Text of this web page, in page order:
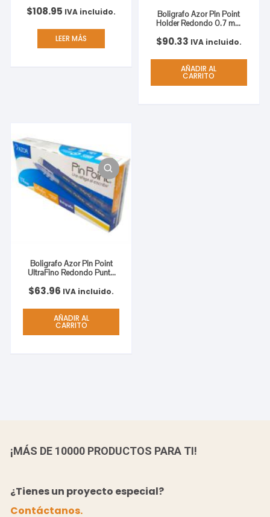
$108.95 IVA incluido.
LEER MÁS
Boligrafo Azor Pin Point
Holder Redondo 0.7 mm
$90.33 IVA incluido.
AÑADIR AL
CARRITO
Boligrafo Azor Pin Point
UltraFino Redondo Punta
Azul C/12
$63.96 IVA incluido.
AÑADIR AL
CARRITO
¡MÁS DE 10000 PRODUCTOS PARA TI!
¿Tienes un proyecto especial?
Contáctanos.